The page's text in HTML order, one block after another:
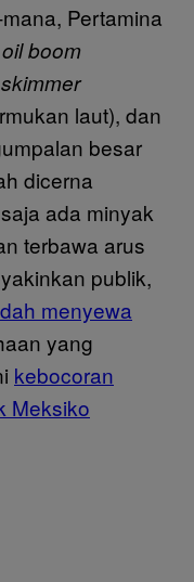
Pertamina
oil boom
laut), dan
besar
dicerna
ada minyak
terbawa arus
publik,
menyewa
yang
kebocoran
Meksiko